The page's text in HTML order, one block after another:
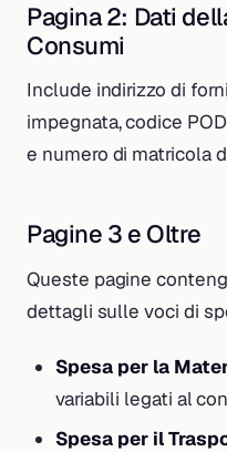
Pagina 2: Dati
Consumi
Include indirizzo di
impegnata, codice
e numero di matricola
Pagine 3 e Oltre
Queste pagine
dettagli sulle voci di
Spesa per la
variabili legati al
Spesa per il